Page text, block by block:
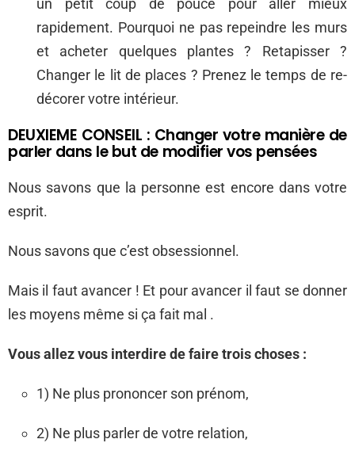
un petit coup de pouce pour aller mieux
rapidement. Pourquoi ne pas repeindre les murs
et acheter quelques plantes ? Retapisser ?
Changer le lit de places ? Prenez le temps de re-
décorer votre intérieur.
DEUXIEME CONSEIL : Changer votre manière de
parler dans le but de modifier vos pensées
Nous savons que la personne est encore dans votre
esprit.
Nous savons que c’est obsessionnel.
Mais il faut avancer ! Et pour avancer il faut se donner
les moyens même si ça fait mal .
Vous allez vous interdire de faire trois choses :
1) Ne plus prononcer son prénom,
2) Ne plus parler de votre relation,